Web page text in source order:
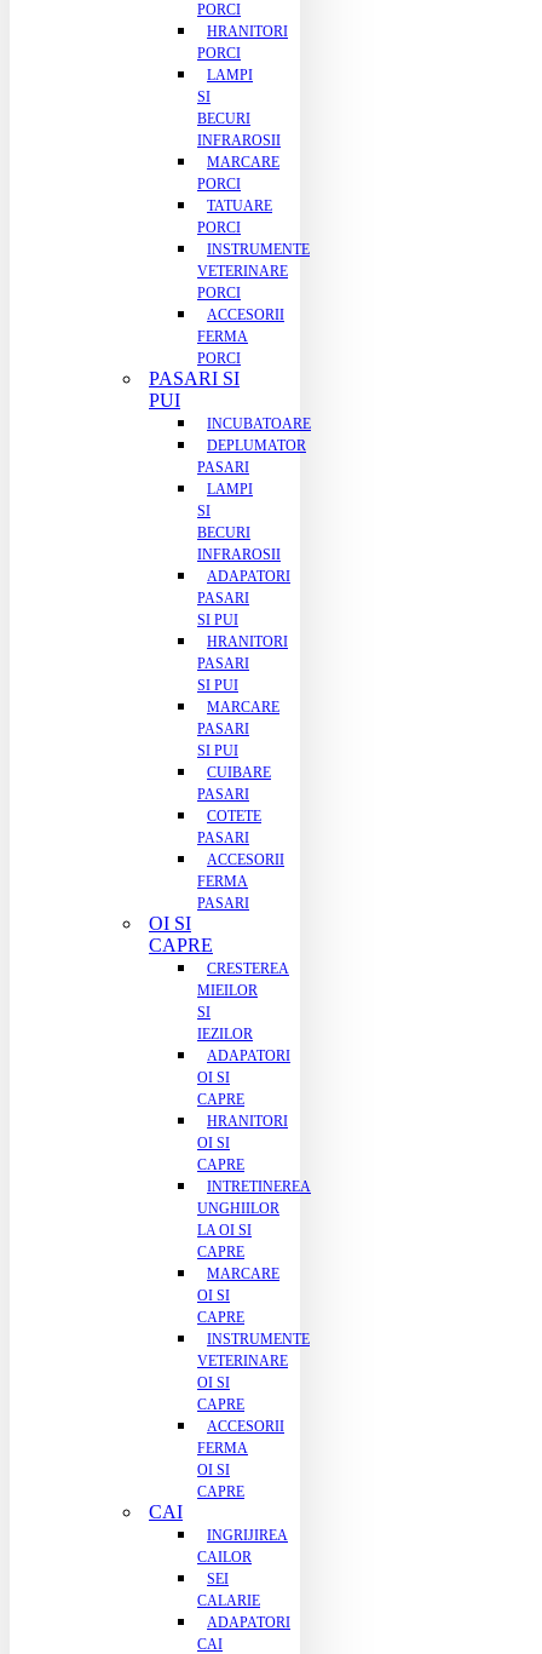
PORCI
HRANITORI
PORCI
LAMPI
SI
BECURI
INFRAROSII
MARCARE
PORCI
TATUARE
PORCI
INSTRUMENTE
VETERINARE
PORCI
ACCESORII
FERMA
PORCI
PASARI SI
PUI
INCUBATOARE
DEPLUMATOR
PASARI
LAMPI
SI
BECURI
INFRAROSII
ADAPATORI
PASARI
SI PUI
HRANITORI
PASARI
SI PUI
MARCARE
PASARI
SI PUI
CUIBARE
PASARI
COTETE
PASARI
ACCESORII
FERMA
PASARI
OI SI
CAPRE
CRESTEREA
MIEILOR
SI
IEZILOR
ADAPATORI
OI SI
CAPRE
HRANITORI
OI SI
CAPRE
INTRETINEREA
UNGHIILOR
LA OI SI
CAPRE
MARCARE
OI SI
CAPRE
INSTRUMENTE
VETERINARE
OI SI
CAPRE
ACCESORII
FERMA
OI SI
CAPRE
CAI
INGRIJIREA
CAILOR
SEI
CALARIE
ADAPATORI
CAI